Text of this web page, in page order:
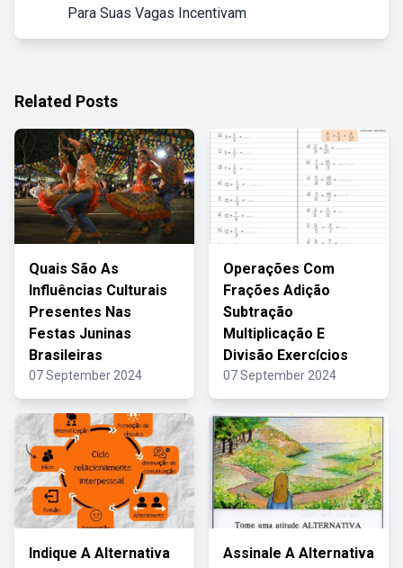
Para Suas Vagas Incentivam
Related Posts
Quais São As
Influências Culturais
Presentes Nas
Festas Juninas
Brasileiras
07 September 2024
Operações Com
Frações Adição
Subtração
Multiplicação E
Divisão Exercícios
07 September 2024
Indique A Alternativa
Assinale A Alternativa